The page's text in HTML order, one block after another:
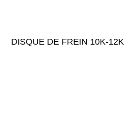
DISQUE DE FREIN 10K-12K